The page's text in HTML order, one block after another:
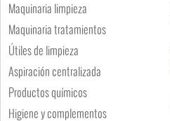
Maquinaria limpieza
Maquinaria tratamientos
Útiles de limpieza
Aspiración centralizada
Productos químicos
Higiene y complementos